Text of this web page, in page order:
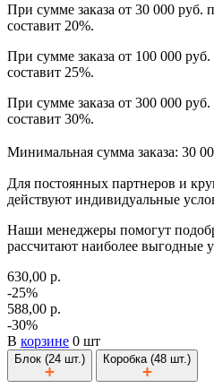
При сумме заказа от 30 000 руб.
составит 20%.
При сумме заказа от 100 000
составит 25%.
При сумме заказа от 300 000
составит 30%.
Минимальная сумма заказа: 30
Для постоянных партнеров и
действуют индивидуальные
Наши менеджеры помогут
рассчитают наиболее выгодные
630,00 р.
-25%
588,00 р.
-30%
В корзине 0 шт
Блок (24 шт.) Коробка (48 шт.)